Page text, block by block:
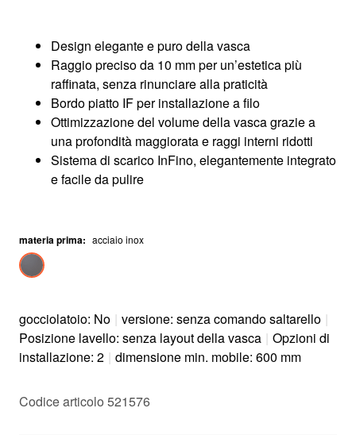
Design elegante e puro della vasca
Raggio preciso da 10 mm per un’estetica più
raffinata, senza rinunciare alla praticità
Bordo piatto IF per installazione a filo
Ottimizzazione del volume della vasca grazie a
una profondità maggiorata e raggi interni ridotti
Sistema di scarico InFino, elegantemente integrato
e facile da pulire
materia prima: acciaio inox
gocciolatoio: No | versione: senza comando saltarello |
Posizione lavello: senza layout della vasca | Opzioni di
installazione: 2 | dimensione min. mobile: 600 mm
Codice articolo 521576